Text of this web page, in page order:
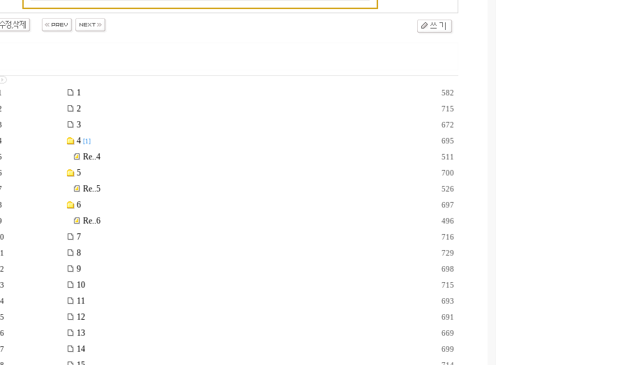
1 582
2 715
3 672
4 [1] 695
Re..4 511
5 700
Re..5 526
6 697
Re..6 496
7 716
8 729
9 698
10 715
11 693
12 691
13 669
14 699